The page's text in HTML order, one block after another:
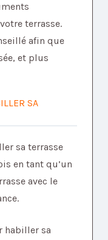
terrasse.
afin que
et plus
SA
sa terrasse
en tant qu’un
avec le